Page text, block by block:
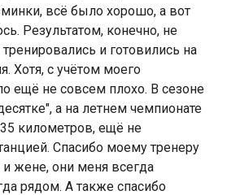
всё было хорошо, а вот
Результатом, конечно, не
и готовились на
Хотя, с учётом моего
ещё не совсем плохо. В сезоне
а на летнем чемпионате
километров, ещё не
Спасибо моему тренеру
и жене, они меня всегда
рядом. А также спасибо